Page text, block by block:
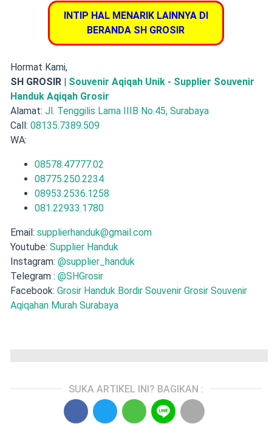
INTIP HAL MENARIK LAINNYA DI
BERANDA SH GROSIR
Hormat Kami,
SH GROSIR | Souvenir Aqiqah Unik - Supplier Souvenir
Handuk Aqiqah Grosir
Alamat: Jl. Tenggilis Lama IIIB No.45, Surabaya
Call: 08135.7389.509
WA:
08578.47777.02
08775.250.2234
08953.2536.1258
081.22933.1780
Email: supplierhanduk@gmail.com
Youtube: Supplier Handuk
Instagram: @supplier_handuk
Telegram : @SHGrosir
Facebook: Grosir Handuk Bordir Souvenir Grosir Souvenir
Aqiqahan Murah Surabaya
SUKA ARTIKEL INI? BAGIKAN :